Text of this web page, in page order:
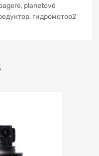
planetové
гидромотор2